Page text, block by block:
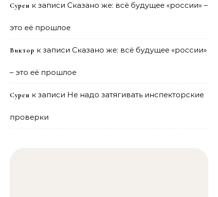
Сурен к записи Сказано же: всё будущее «россии» –
это её прошлое
Виктор к записи Сказано же: всё будущее «россии»
– это её прошлое
Сурен к записи Не надо затягивать инспекторские
проверки